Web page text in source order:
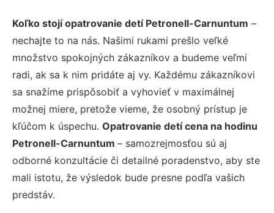
Koľko stojí opatrovanie detí Petronell-Carnuntum –
nechajte to na nás. Našimi rukami prešlo veľké
množstvo spokojných zákazníkov a budeme veľmi
radi, ak sa k nim pridáte aj vy. Každému zákazníkovi
sa snažíme prispôsobiť a vyhovieť v maximálnej
možnej miere, pretože vieme, že osobný prístup je
kľúčom k úspechu. Opatrovanie detí cena na hodinu
Petronell-Carnuntum – samozrejmosťou sú aj
odborné konzultácie či detailné poradenstvo, aby ste
mali istotu, že výsledok bude presne podľa vašich
predstáv.